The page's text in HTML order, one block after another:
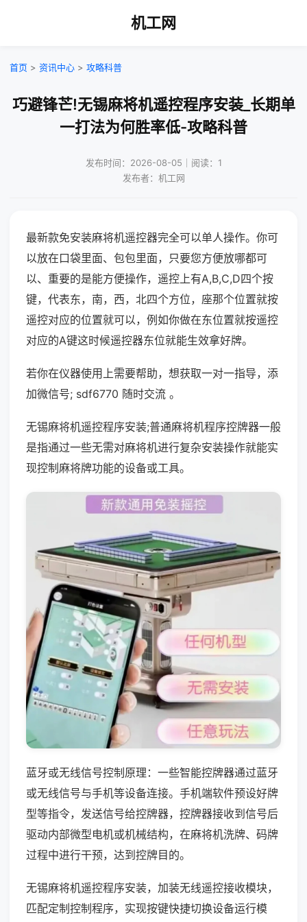
机工网
首页 > 资讯中心 > 攻略科普
巧避锋芒!无锡麻将机遥控程序安装_长期单
一打法为何胜率低-攻略科普
发布时间：2026-08-05｜阅读：1
发布者：机工网
最新款免安装麻将机遥控器完全可以单人操作。你可
以放在口袋里面、包包里面，只要您方便放哪都可
以、重要的是能方便操作，遥控上有A,B,C,D四个按
键，代表东，南，西，北四个方位，座那个位置就按
遥控对应的位置就可以，例如你做在东位置就按遥控
对应的A键这时候遥控器东位就能生效拿好牌。
若你在仪器使用上需要帮助，想获取一对一指导，添
加微信号; sdf6770 随时交流 。
无锡麻将机遥控程序安装;普通麻将机程序控牌器一般
是指通过一些无需对麻将机进行复杂安装操作就能实
现控制麻将牌功能的设备或工具。
蓝牙或无线信号控制原理：一些智能控牌器通过蓝牙
或无线信号与手机等设备连接。手机端软件预设好牌
型等指令，发送信号给控牌器，控牌器接收到信号后
驱动内部微型电机或机械结构，在麻将机洗牌、码牌
过程中进行干预，达到控牌目的。
无锡麻将机遥控程序安装，加装无线遥控接收模块，
匹配定制控制程序，实现按键快捷切换设备运行模